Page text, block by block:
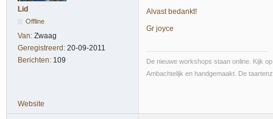
Lid
Offline
Van: Zwaag
Geregistreerd: 20-09-2011
Berichten: 109
Alvast bedankt!
Gr joyce
De nieuwe workshops staan online. Kijk
Ambachtelijk en handgemaakt. De
Website